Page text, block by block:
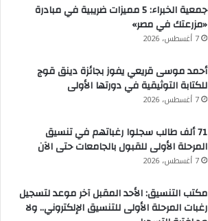
جمعية الخبراء: 5 مميزات ضريبية في مبادرة
«مزرعتك في مصر»
7 أغسطس، 2026
أحمد موسى قريعي يفوز بجائزة دينق قوج
للكتابة التوثيقية في دورتها الأولى
7 أغسطس، 2026
71 ألف طالب سجلوا رغباتهم في تنسيق
المرحلة الأولى للقبول بالجامعات حتى الآن
7 أغسطس، 2026
مكتب التنسيق: الأحد المقبل آخر موعد لتسجيل
رغبات المرحلة الأولى للتنسيق الإلكتروني.. ولا